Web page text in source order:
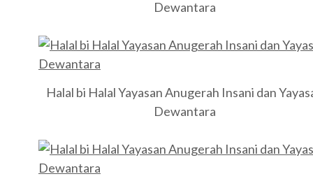
Dewantara
Halal bi Halal Yayasan Anugerah Insani dan
Dewantara